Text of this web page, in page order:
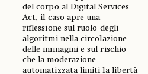
del corpo al Digital Services
Act, il caso apre una
riflessione sul ruolo degli
algoritmi nella circolazione
delle immagini e sul rischio
che la moderazione
automatizzata limiti la libertà